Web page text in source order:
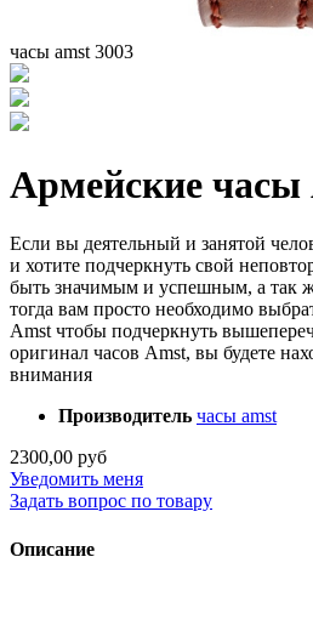
часы amst 3003
Армейские часы
Если вы деятельный и занятой
и хотите подчеркнуть свой
быть значимым и успешным, а так
тогда вам просто необходимо
Amst чтобы подчеркнуть
оригинал часов Amst, вы будете
внимания
Производитель часы amst
2300,00 руб
Уведомить меня
Задать вопрос по товару
Описание